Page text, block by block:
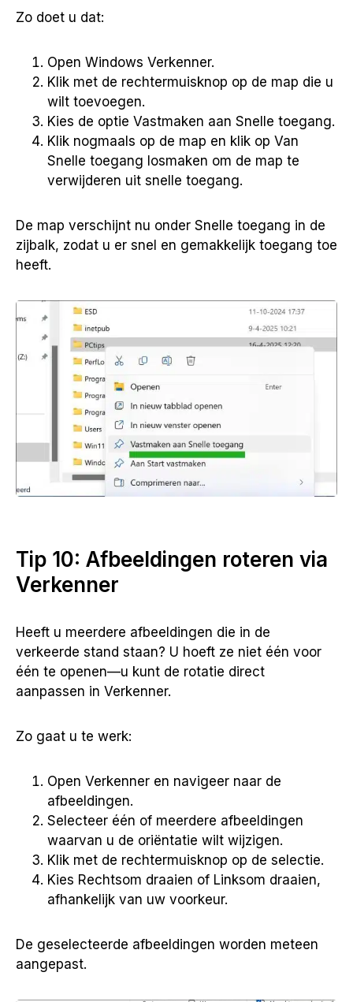
Zo doet u dat:
Open Windows Verkenner.
Klik met de rechtermuisknop op de map die u
wilt toevoegen.
Kies de optie Vastmaken aan Snelle toegang.
Klik nogmaals op de map en klik op Van
Snelle toegang losmaken om de map te
verwijderen uit snelle toegang.
De map verschijnt nu onder Snelle toegang in de
zijbalk, zodat u er snel en gemakkelijk toegang toe
heeft.
Tip 10: Afbeeldingen roteren via
Verkenner
Heeft u meerdere afbeeldingen die in de
verkeerde stand staan? U hoeft ze niet één voor
één te openen—u kunt de rotatie direct
aanpassen in Verkenner.
Zo gaat u te werk:
Open Verkenner en navigeer naar de
afbeeldingen.
Selecteer één of meerdere afbeeldingen
waarvan u de oriëntatie wilt wijzigen.
Klik met de rechtermuisknop op de selectie.
Kies Rechtsom draaien of Linksom draaien,
afhankelijk van uw voorkeur.
De geselecteerde afbeeldingen worden meteen
aangepast.